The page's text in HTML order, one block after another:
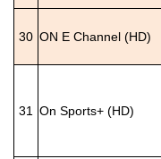
30 ON E Channel (HD)
31 On Sports+ (HD)